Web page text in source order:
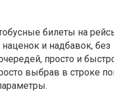
билеты на
и надбавок, без
просто и
выбрав в строке